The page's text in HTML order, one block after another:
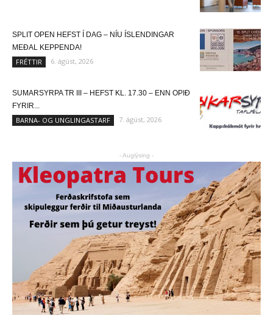
SPLIT OPEN HEFST Í DAG – NÍU ÍSLENDINGAR
MEÐAL KEPPENDA!
FRÉTTIR 6. ágúst, 2026
SUMARSYRPA TR III – HEFST KL. 17.30 – ENN OPIÐ
FYRIR...
BARNA- OG UNGLINGASTARF 7. ágúst, 2026
- Auglýsing -